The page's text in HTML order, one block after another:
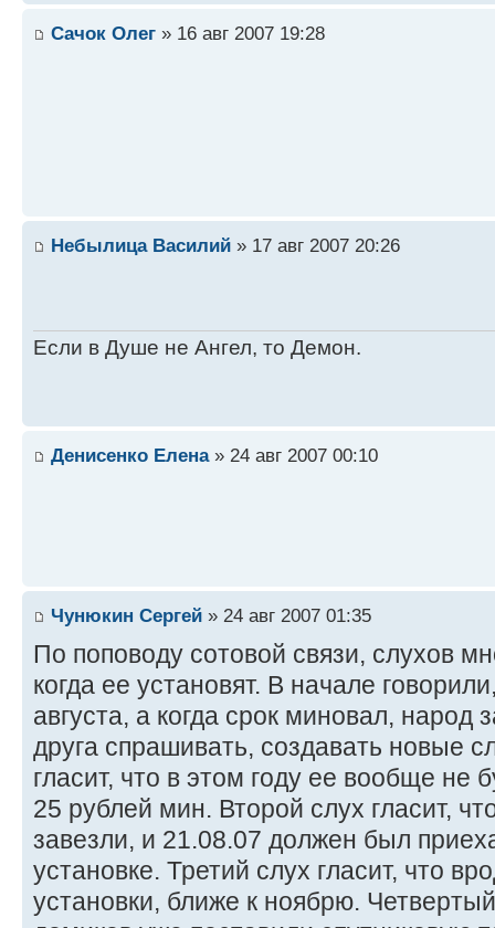
Сачок Олег » 16 авг 2007 19:28
Небылица Василий » 17 авг 2007 20:26
Если в Душе не Ангел, то Демон.
Денисенко Елена» 24 авг 2007 00:10
Чунюкин Сергей » 24 авг 2007 01:35
По поповоду сотовой связи, слухов
когда ее установят. В начале
августа, а когда срок миновал, народ
друга спрашивать, создавать новые
гласит, что в этом году ее вообще не
25 рублей мин. Второй слух гласит,
завезли, и 21.08.07 должен был
установке. Третий слух гласит, что
установки, ближе к ноябрю.